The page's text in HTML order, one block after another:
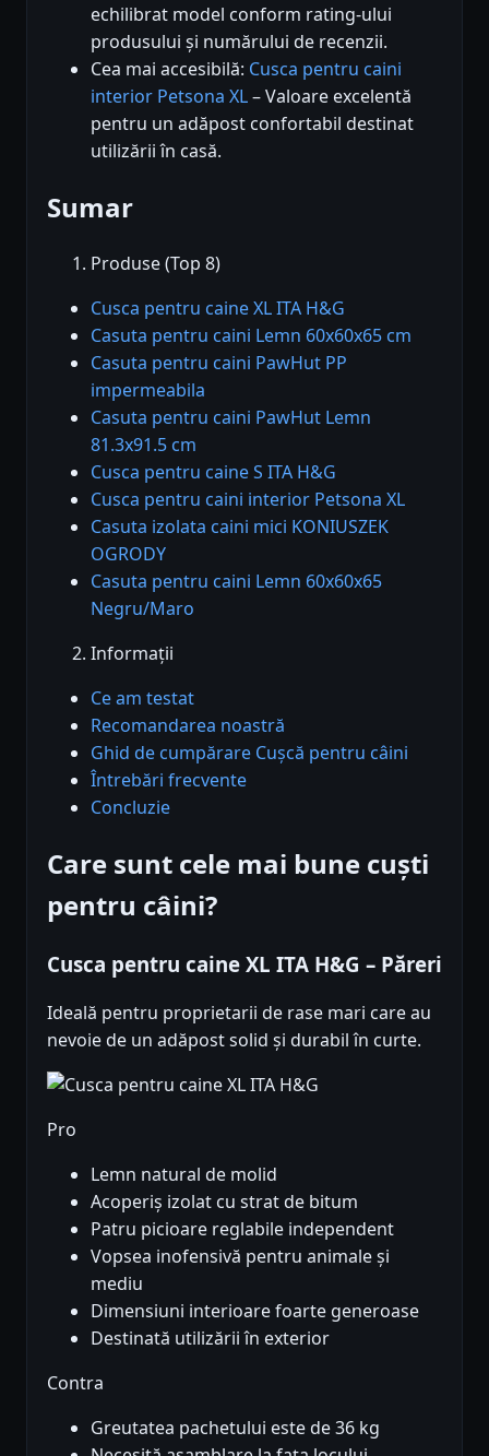
echilibrat model conform rating-ului
produsului și numărului de recenzii.
Cea mai accesibilă: Cusca pentru caini
interior Petsona XL– Valoare excelentă
pentru un adăpost confortabil destinat
utilizării în casă.
Sumar
Produse (Top 8)
Cusca pentru caine XL ITA H&G
Casuta pentru caini Lemn 60x60x65 cm
Casuta pentru caini PawHut PP
impermeabila
Casuta pentru caini PawHut Lemn
81.3x91.5 cm
Cusca pentru caine S ITA H&G
Cusca pentru caini interior Petsona XL
Casuta izolata caini mici KONIUSZEK
OGRODY
Casuta pentru caini Lemn 60x60x65
Negru/Maro
Informații
Ce am testat
Recomandarea noastră
Ghid de cumpărare Cușcă pentru câini
Întrebări frecvente
Concluzie
Care sunt cele mai bune cuști
pentru câini?
Cusca pentru caine XL ITA H&G – Păreri
Ideală pentru proprietarii de rase mari care au
nevoie de un adăpost solid și durabil în curte.
Pro
Lemn natural de molid
Acoperiș izolat cu strat de bitum
Patru picioare reglabile independent
Vopsea inofensivă pentru animale și
mediu
Dimensiuni interioare foarte generoase
Destinată utilizării în exterior
Contra
Greutatea pachetului este de 36 kg